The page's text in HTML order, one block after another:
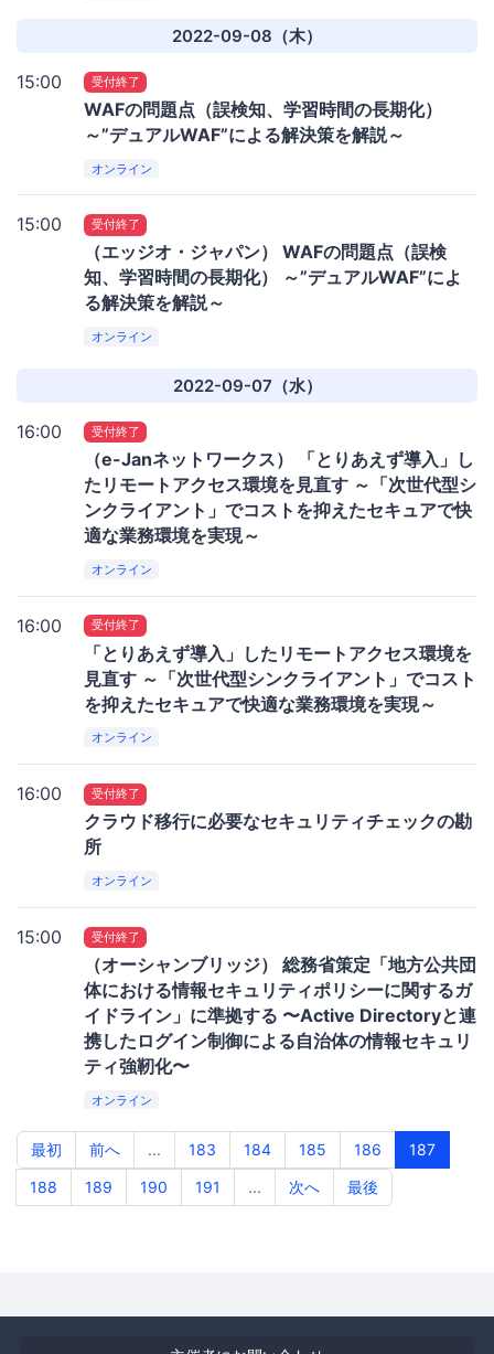
2022-09-08（木）
15:00 受付終了
WAFの問題点（誤検知、学習時間の長期化）
～”デュアルWAF”による解決策を解説～
オンライン
15:00 受付終了
（エッジオ・ジャパン） WAFの問題点（誤検
知、学習時間の長期化） ～”デュアルWAF”によ
る解決策を解説～
オンライン
2022-09-07（水）
16:00 受付終了
（e-Janネットワークス） 「とりあえず導入」し
たリモートアクセス環境を見直す ～「次世代型シ
ンクライアント」でコストを抑えたセキュアで快
適な業務環境を実現～
オンライン
16:00 受付終了
「とりあえず導入」したリモートアクセス環境を
見直す ～「次世代型シンクライアント」でコスト
を抑えたセキュアで快適な業務環境を実現～
オンライン
16:00 受付終了
クラウド移行に必要なセキュリティチェックの勘
所
オンライン
15:00 受付終了
（オーシャンブリッジ） 総務省策定「地方公共団
体における情報セキュリティポリシーに関するガ
イドライン」に準拠する 〜Active Directoryと連
携したログイン制御による自治体の情報セキュリ
ティ強靭化〜
オンライン
最初 前へ ... 183 184 185 186
187
188
189 190 191 ... 次へ 最後